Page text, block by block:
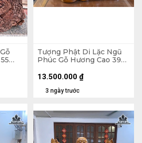
Tượng Phật Di Lặc Ngũ
Phúc Gỗ Hương Cao 39
3 ngày trước
13.500.000 ₫